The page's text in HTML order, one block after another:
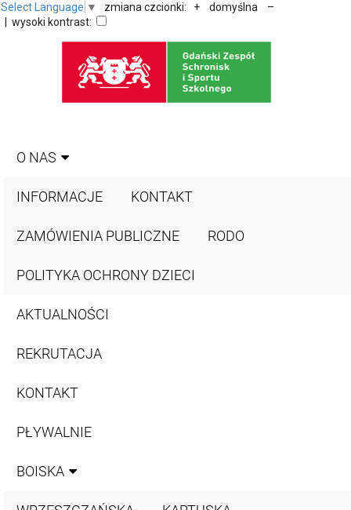
Select Language ▼ zmiana czcionki: + domyślna
–
| wysoki kontrast:
O NAS
INFORMACJE KONTAKT
ZAMÓWIENIA PUBLICZNE RODO
POLITYKA OCHRONY DZIECI
AKTUALNOŚCI
REKRUTACJA
KONTAKT
PŁYWALNIE
BOISKA